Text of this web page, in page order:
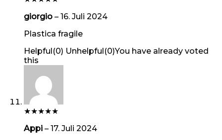
giorgio – 16. Juli 2024
Plastica fragile
Helpful(0) Unhelpful(0)You have already voted
this
★★★★★
Appi – 17. Juli 2024